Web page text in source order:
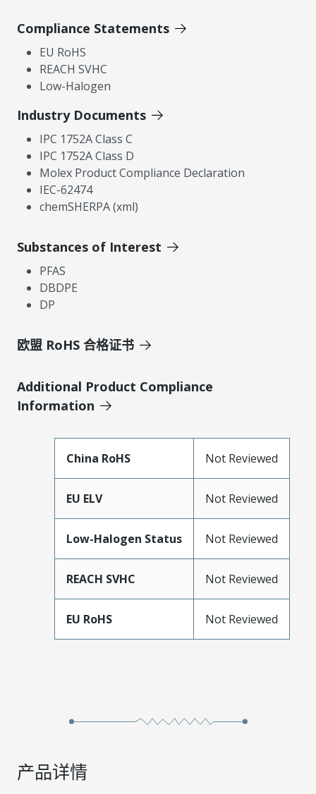
Compliance Statements
EU RoHS
REACH SVHC
Low-Halogen
Industry Documents
IPC 1752A Class C
IPC 1752A Class D
Molex Product Compliance Declaration
IEC-62474
chemSHERPA (xml)
Substances of Interest
PFAS
DBDPE
DP
欧盟 RoHS 合格证书
Additional Product Compliance
Information
China RoHS Not Reviewed
EU ELV Not Reviewed
Low-Halogen Status Not Reviewed
REACH SVHC Not Reviewed
EU RoHS Not Reviewed
产品详情